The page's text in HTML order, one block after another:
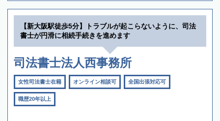
【新大阪駅徒歩5分】トラブルが起こらないように、司法
書士が円滑に相続手続きを進めます
司法書士法人西事務所
女性司法書士在籍 オンライン相談可 全国出張対応可
職歴20年以上